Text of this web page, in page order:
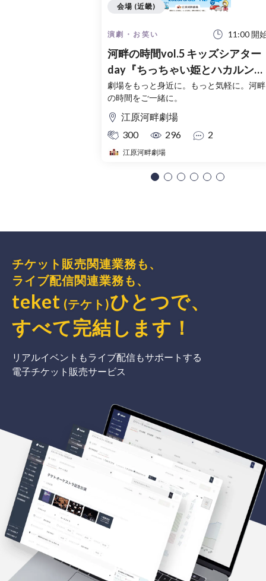
演劇・お笑い 11:00 開
河畔の時間vol.5 キッズシアター
day『ちっちゃい姫とハカルン博
士』『ちっちゃい姫とユレルン
士』 −夏休み２本立て公演−
劇場をもっと身近に。もっと気軽に。河畔
の時間をご一緒に。
江原河畔劇場
300
296 2
江原河畔劇場
会場 (近畿)
チケット販売関連業務も、
ライブ配信関連業務も、
teket (テケト)ひとつで、
すべて完結 します ！
リアルイベントもライブ配信もサポートする
電子チケット販売サービス